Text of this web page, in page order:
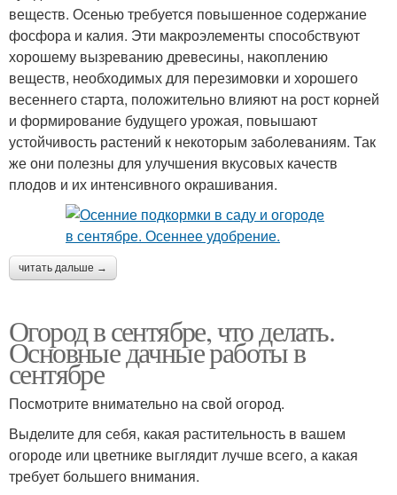
веществ. Осенью требуется повышенное содержание
фосфора и калия. Эти макроэлементы способствуют
хорошему вызреванию древесины, накоплению
веществ, необходимых для перезимовки и хорошего
весеннего старта, положительно влияют на рост корней
и формирование будущего урожая, повышают
устойчивость растений к некоторым заболеваниям. Так
же они полезны для улучшения вкусовых качеств
плодов и их интенсивного окрашивания.
читать дальше →
Огород в сентябре, что делать.
Основные дачные работы в
сентябре
Посмотрите внимательно на свой огород.
Выделите для себя, какая растительность в вашем
огороде или цветнике выглядит лучше всего, а какая
требует большего внимания.